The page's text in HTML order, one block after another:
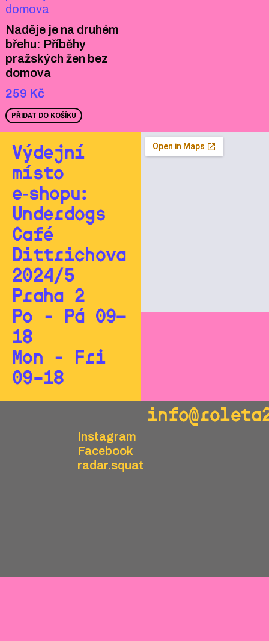
Naděje je na druhém
břehu: Příběhy
pražských žen bez
domova
259 Kč
PŘIDAT DO KOŠÍKU
Výdejní
místo
e‑shopu:
Underdogs
Café
Dittrichova
2024/5
Praha 2
Po - Pá 09—
18
Mon - Fri
09–18
Instagram
Facebook
radar.squat